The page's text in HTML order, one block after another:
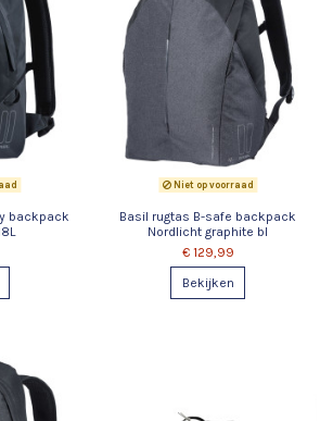
backpack
Niet op voorraad
Basil rugtas B-safe backpack
Nordlicht graphite bl
€ 129,99
Bekijken